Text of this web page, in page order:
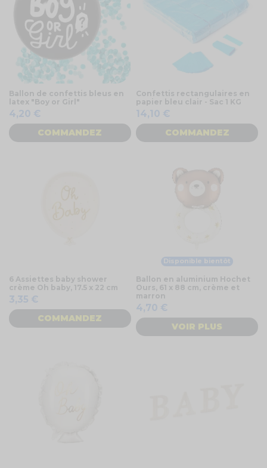
Ballon de confettis bleus en
latex "Boy or Girl"
4,20 €
COMMANDEZ
Confettis rectangulaires en
papier bleu clair - Sac 1 KG
14,10 €
COMMANDEZ
6 Assiettes baby shower
crème Oh baby, 17.5 x 22 cm
3,35 €
COMMANDEZ
Disponible bientôt
Ballon en aluminium Hochet
Ours, 61 x 88 cm, crème et
marron
4,70 €
VOIR PLUS